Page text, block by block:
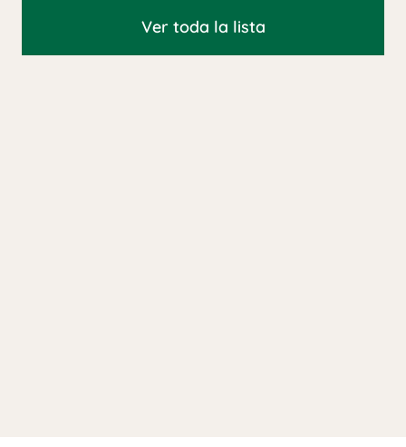
Ver toda la lista